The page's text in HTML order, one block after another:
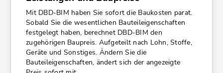
Mit DBD-BIM haben Sie sofort die Baukosten parat.
Sobald Sie die wesentlichen Bauteileigenschaften
festgelegt haben, berechnet DBD-BIM den
zugehörigen Baupreis. Aufgeteilt nach Lohn, Stoffe,
Geräte und Sonstiges. Ändern Sie die
Bauteileigenschaften, ändert sich der angezeigte